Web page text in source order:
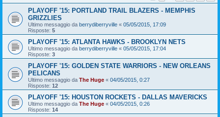
PLAYOFF '15: PORTLAND TRAIL BLAZERS - MEMPHIS
GRIZZLIES
Ultimo messaggio da berrydiberryville « 05/05/2015, 17:09
Risposte: 5
PLAYOFF '15: ATLANTA HAWKS - BROOKLYN NETS
Ultimo messaggio da berrydiberryville « 05/05/2015, 17:04
Risposte: 3
PLAYOFF '15: GOLDEN STATE WARRIORS - NEW ORLEANS
PELICANS
Ultimo messaggio da The Huge « 04/05/2015, 0:27
Risposte: 12
PLAYOFF '15: HOUSTON ROCKETS - DALLAS MAVERICKS
Ultimo messaggio da The Huge « 04/05/2015, 0:26
Risposte: 14